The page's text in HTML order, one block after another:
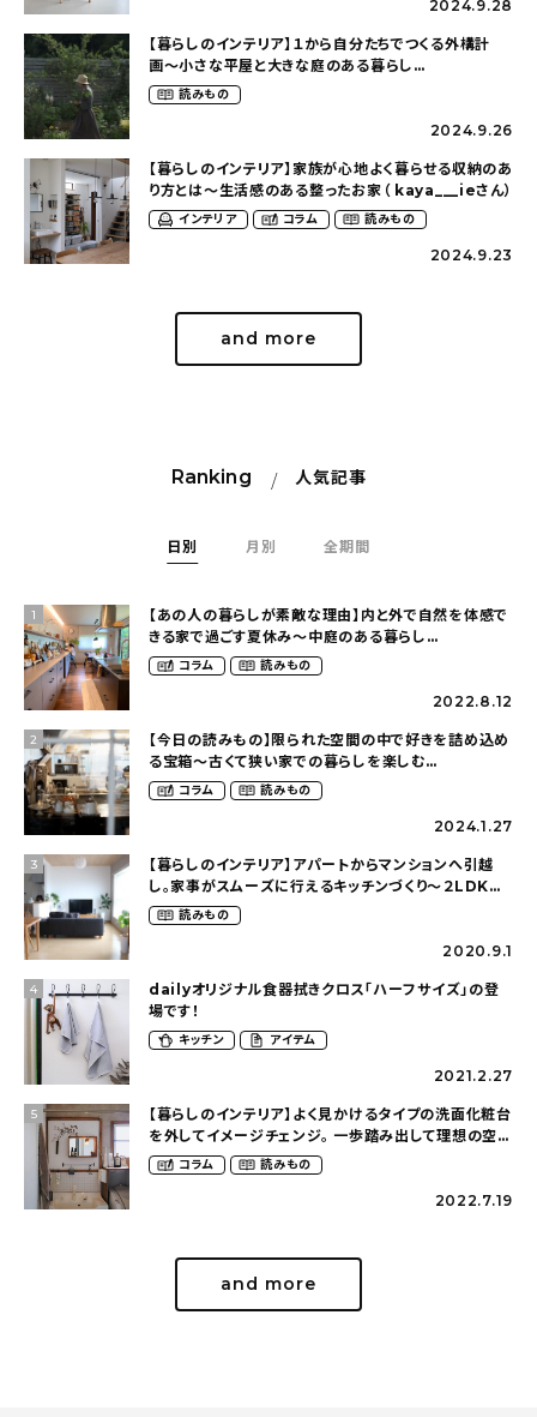
2024.9.28
【暮らしのインテリア】１から自分たちでつくる外構計
画〜小さな平屋と大きな庭のある暮らし
（tsumikiniwaさん）
読みもの
2024.9.26
【暮らしのインテリア】家族が心地よく暮らせる収納のあ
り方とは〜生活感のある整ったお家（ kaya___ieさん）
インテリア コラム 読みもの
2024.9.23
and more
Ranking 人気記事
日別 月別 全期間
1
【あの人の暮らしが素敵な理由】内と外で自然を体感で
きる家で過ごす夏休み〜中庭のある暮らし
（yume_2700さん）
コラム 読みもの
2022.8.12
2
【今日の読みもの】限られた空間の中で好きを詰め込め
る宝箱〜古くて狭い家での暮らしを楽しむ
（2nyan_and_lifestylesさん）
コラム 読みもの
2024.1.27
3
【暮らしのインテリア】アパートからマンションへ引越
し。家事がスムーズに行えるキッチンづくり〜２LDKの
賃貸暮らし（mari_ppe_さん）
読みもの
2020.9.1
4
dailyオリジナル食器拭きクロス「ハーフサイズ」の登
場です！
キッチン アイテム
2021.2.27
5
【暮らしのインテリア】よく見かけるタイプの洗面化粧台
を外してイメージチェンジ。 一歩踏み出して理想の空間
へ〜築１２年の建売住宅をDIYする暮らし
（asasa0509さん）
コラム 読みもの
2022.7.19
and more